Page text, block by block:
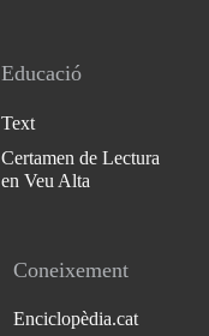
Educació
Text
Certamen de Lectura
en Veu Alta
Coneixement
Enciclopèdia.cat